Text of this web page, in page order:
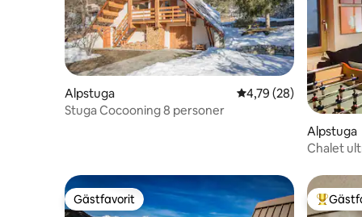
Alpstuga 4,79 av 5 i
4,79 (28)
Stuga Cocooning 8 personer
Alpstuga
Chalet
Gästfavorit
Gästfavorit Populär